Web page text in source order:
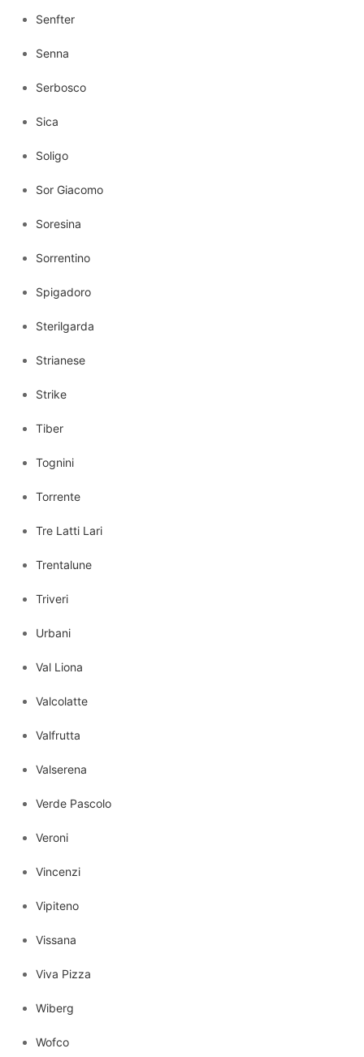
Senfter
Senna
Serbosco
Sica
Soligo
Sor Giacomo
Soresina
Sorrentino
Spigadoro
Sterilgarda
Strianese
Strike
Tiber
Tognini
Torrente
Tre Latti Lari
Trentalune
Triveri
Urbani
Val Liona
Valcolatte
Valfrutta
Valserena
Verde Pascolo
Veroni
Vincenzi
Vipiteno
Vissana
Viva Pizza
Wiberg
Wofco